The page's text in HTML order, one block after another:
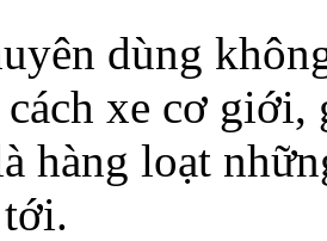
dùng
xe cơ giới,
hàng loạt